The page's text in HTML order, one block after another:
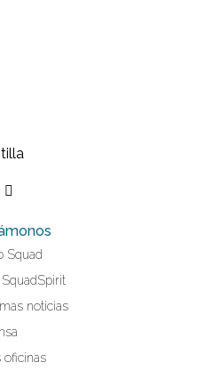
Squad
noticias
oficinas